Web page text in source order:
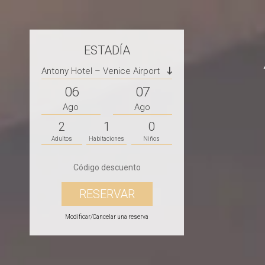
ESTADÍA
Antony Hotel – Venice Airport
06
Ago
07
Ago
2
Adultos
1
Habitaciones
0
Niños
Modificar/Cancelar una reserva